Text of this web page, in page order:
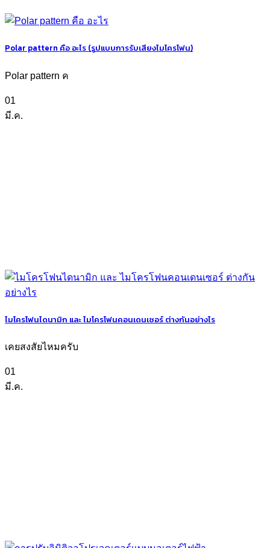
Polar pattern คือ อะไร (รูปแบบการรับเสียงไมโครโฟน)
Polar pattern ค
01
มี.ค.
ไมโครโฟนไดนามิก และ ไมโครโฟนคอนเดนเซอร์ ต่างกันอย่างไร
เคยสงสัยไหมครับ
01
มี.ค.